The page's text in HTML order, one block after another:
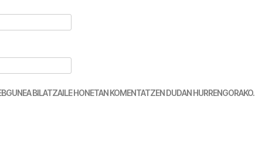
BILATZAILE HONETAN KOMENTATZEN DUDAN HURRENGORAKO.